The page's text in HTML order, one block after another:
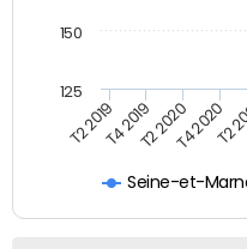
Seine-et-
T2 2019T4 2019T2 2020T4 2020
T2
125
150